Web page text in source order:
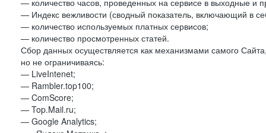
— количество часов, проведенных на сервисе в выходные и
— Индекс вежливости (сводный показатель, включающий в
— количество используемых платных сервисов;
— количество просмотренных статей.
Сбор данных осуществляется как механизмами самого
но не ограничиваясь:
— LiveIntenet;
— Rambler.top100;
— ComScore;
— Top.Mail.ru;
— Google Analytics;